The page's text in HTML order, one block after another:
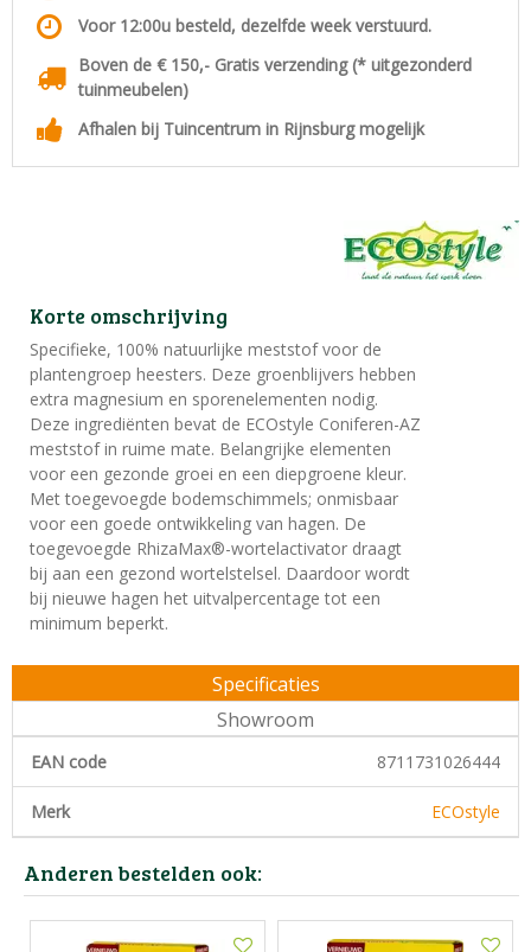
Voor 12:00u besteld, dezelfde week verstuurd.
Boven de € 150,- Gratis verzending (* uitgezonderd
tuinmeubelen)
Afhalen bij Tuincentrum in Rijnsburg mogelijk
Korte omschrijving
Specifieke, 100% natuurlijke meststof voor de
plantengroep heesters. Deze groenblijvers hebben
extra magnesium en sporenelementen nodig.
Deze ingrediënten bevat de ECOstyle Coniferen-AZ
meststof in ruime mate. Belangrijke elementen
voor een gezonde groei en een diepgroene kleur.
Met toegevoegde bodemschimmels; onmisbaar
voor een goede ontwikkeling van hagen. De
toegevoegde RhizaMax®-wortelactivator draagt
bij aan een gezond wortelstelsel. Daardoor wordt
bij nieuwe hagen het uitvalpercentage tot een
minimum beperkt.
Specificaties
Showroom
EAN code 8711731026444
Merk ECOstyle
Anderen bestelden ook: